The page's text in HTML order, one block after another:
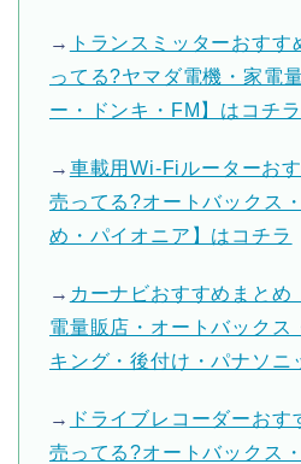
→ トランスミッターおす
ってる?ヤマダ電機・家電
ー・ドンキ・FM】はコチラ
→ 車載用Wi-Fiルーターお
売ってる?オートバックス
め・パイオニア】はコチラ
→ カーナビおすすめまとめ
電量販店・オートバックス
キング・後付け・パナソニ
→ ドライブレコーダーおす
売ってる?オートバックス